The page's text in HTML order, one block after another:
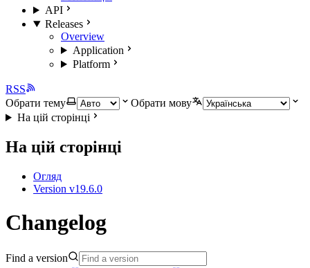
API
Releases
Overview
Application
Platform
RSS
Обрати тему
Обрати мову
На цій сторінці
На цій сторінці
Огляд
Version v19.6.0
Changelog
Find a version